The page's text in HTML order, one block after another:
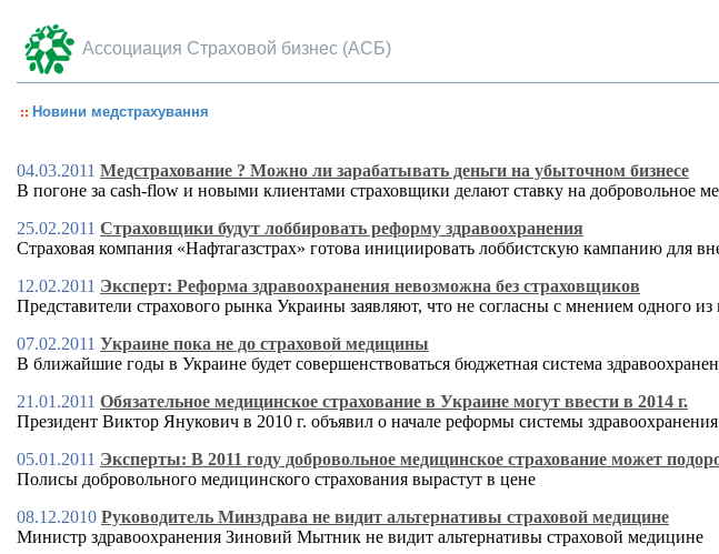
Ассоциация Страховой бизнес (АСБ)
Новини медстрахування
04.03.2011 Медстрахование ? Можно ли зарабатывать деньги на убыточном бизнесе
В погоне за cash-flow и новыми клиентами страховщики делают ставку на добровольное
25.02.2011 Страховщики будут лоббировать реформу здравоохранения
Страховая компания «Нафтагазстрах» готова инициировать лоббистскую кампанию для
12.02.2011 Эксперт: Реформа здравоохранения невозможна без страховщиков
Представители страхового рынка Украины заявляют, что не согласны с мнением
07.02.2011 Украине пока не до страховой медицины
В ближайшие годы в Украине будет совершенствоваться бюджетная система
21.01.2011 Обязательное медицинское страхование в Украине могут ввести в 2014 г.
Президент Виктор Янукович в 2010 г. объявил о начале реформы системы здравоохранения
05.01.2011 Эксперты: В 2011 году добровольное медицинское страхование может
Полисы добровольного медицинского страхования вырастут в цене
08.12.2010 Руководитель Минздрава не видит альтернативы страховой медицине
Министр здравоохранения Зиновий Мытник не видит альтернативы страховой медицине